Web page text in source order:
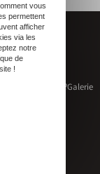
Qui sommes-nous ?Galerie
vous
permettent
afficher
via les
notre
de
!